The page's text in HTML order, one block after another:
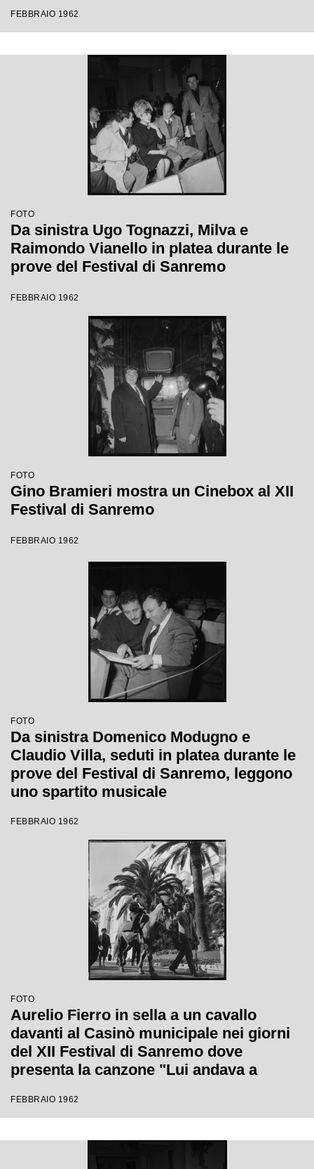
FEBBRAIO 1962
FOTO
Da sinistra Ugo Tognazzi, Milva e
Raimondo Vianello in platea durante le
prove del Festival di Sanremo
FEBBRAIO 1962
FOTO
Gino Bramieri mostra un Cinebox al XII
Festival di Sanremo
FEBBRAIO 1962
FOTO
Da sinistra Domenico Modugno e
Claudio Villa, seduti in platea durante le
prove del Festival di Sanremo, leggono
uno spartito musicale
FEBBRAIO 1962
FOTO
Aurelio Fierro in sella a un cavallo
davanti al Casinò municipale nei giorni
del XII Festival di Sanremo dove
presenta la canzone "Lui andava a
FEBBRAIO 1962